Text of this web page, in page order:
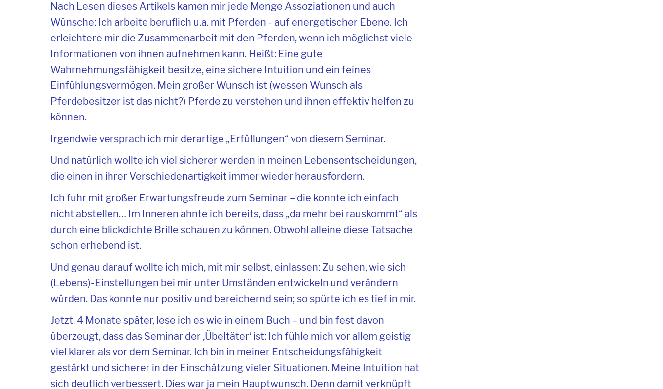
Nach Lesen dieses Artikels kamen mir jede Menge Assoziationen und auch
Wünsche: Ich arbeite beruflich u.a. mit Pferden - auf energetischer Ebene. Ich
erleichtere mir die Zusammenarbeit mit den Pferden, wenn ich möglichst viele
Informationen von ihnen aufnehmen kann. Heißt: Eine gute
Wahrnehmungsfähigkeit besitze, eine sichere Intuition und ein feines
Einfühlungsvermögen. Mein großer Wunsch ist (wessen Wunsch als
Pferdebesitzer ist das nicht?) Pferde zu verstehen und ihnen effektiv helfen zu
können.
Irgendwie versprach ich mir derartige „Erfüllungen“ von diesem Seminar.
Und natürlich wollte ich viel sicherer werden in meinen Lebensentscheidungen,
die einen in ihrer Verschiedenartigkeit immer wieder herausfordern.
Ich fuhr mit großer Erwartungsfreude zum Seminar – die konnte ich einfach
nicht abstellen… Im Inneren ahnte ich bereits, dass „da mehr bei rauskommt“ als
durch eine blickdichte Brille schauen zu können. Obwohl alleine diese Tatsache
schon erhebend ist.
Und genau darauf wollte ich mich, mit mir selbst, einlassen: Zu sehen, wie sich
(Lebens)-Einstellungen bei mir unter Umständen entwickeln und verändern
würden. Das konnte nur positiv und bereichernd sein; so spürte ich es tief in mir.
Jetzt, 4 Monate später, lese ich es wie in einem Buch – und bin fest davon
überzeugt, dass das Seminar der ‚Übeltäter‘ ist: Ich fühle mich vor allem geistig
viel klarer als vor dem Seminar. Ich bin in meiner Entscheidungsfähigkeit
gestärkt und sicherer in der Einschätzung vieler Situationen. Meine Intuition hat
sich deutlich verbessert. Dies war ja mein Hauptwunsch. Denn damit verknüpft